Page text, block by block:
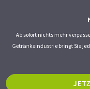
Ab sofort nichts mehr
Getränkeindustrie bringt Sie